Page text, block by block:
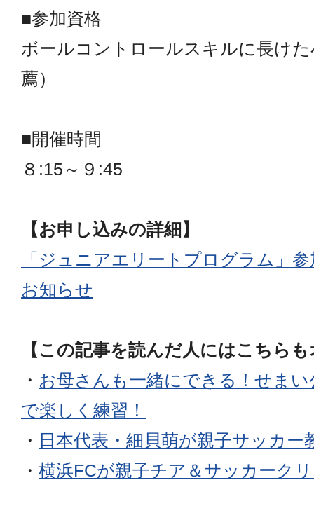
■参加資格
ボールコントロールスキルに長け
薦）
■開催時間
８:15～９:45
【お申し込みの詳細】
「ジュニアエリートプログラム」
お知らせ
【この記事を読んだ人にはこちら
・ お母さんも一緒にできる！せま
で楽しく練習！
・ 日本代表・細貝萌が親子サッカー
・ 横浜FCが親子チア＆サッカーク